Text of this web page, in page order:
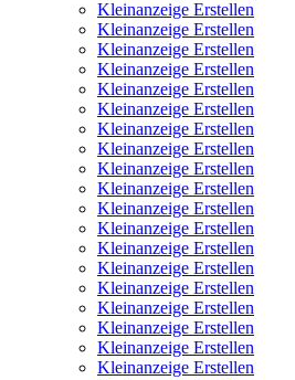
Kleinanzeige Erstellen
Kleinanzeige Erstellen
Kleinanzeige Erstellen
Kleinanzeige Erstellen
Kleinanzeige Erstellen
Kleinanzeige Erstellen
Kleinanzeige Erstellen
Kleinanzeige Erstellen
Kleinanzeige Erstellen
Kleinanzeige Erstellen
Kleinanzeige Erstellen
Kleinanzeige Erstellen
Kleinanzeige Erstellen
Kleinanzeige Erstellen
Kleinanzeige Erstellen
Kleinanzeige Erstellen
Kleinanzeige Erstellen
Kleinanzeige Erstellen
Kleinanzeige Erstellen